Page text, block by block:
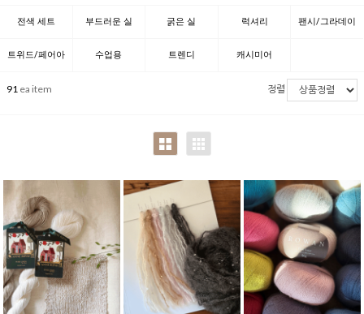
전색 세트 부드러운 실 굵은 실 럭셔리 팬시/그라데이
트위드/페어아
일
수업용 트렌디 캐시미어
91 ea item 정렬